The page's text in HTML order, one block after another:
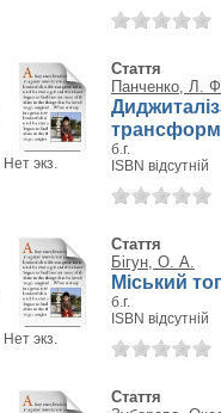
Нет экз.
Стаття
Панченко, Л.
б.г.
ISBN відсутній
Нет экз.
Стаття
Бігун, О. А.
Міський
б.г.
ISBN відсутній
Стаття